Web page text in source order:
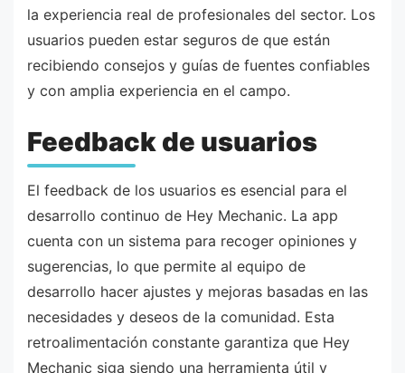
la experiencia real de profesionales del sector. Los
usuarios pueden estar seguros de que están
recibiendo consejos y guías de fuentes confiables
y con amplia experiencia en el campo.
Feedback de usuarios
El feedback de los usuarios es esencial para el
desarrollo continuo de Hey Mechanic. La app
cuenta con un sistema para recoger opiniones y
sugerencias, lo que permite al equipo de
desarrollo hacer ajustes y mejoras basadas en las
necesidades y deseos de la comunidad. Esta
retroalimentación constante garantiza que Hey
Mechanic siga siendo una herramienta útil y